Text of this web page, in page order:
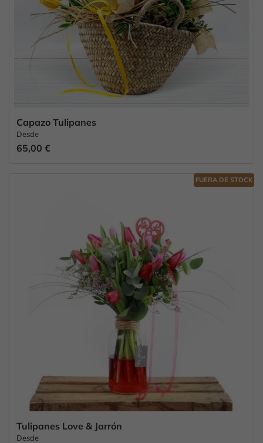
Capazo Tulipanes
Desde
65,00 €
Tulipanes Love & Jarrón
Desde
FUERA DE STOCK